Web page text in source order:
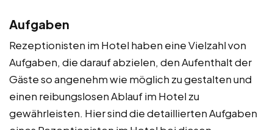
Aufgaben
Rezeptionisten im Hotel haben eine Vielzahl von
Aufgaben, die darauf abzielen, den Aufenthalt der
Gäste so angenehm wie möglich zu gestalten und
einen reibungslosen Ablauf im Hotel zu
gewährleisten. Hier sind die detaillierten Aufgaben